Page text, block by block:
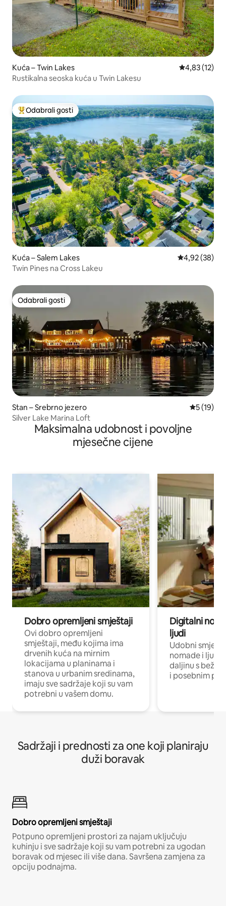
Kuća – Twin Lakes Prosječna
4,83 (12)
Rustikalna seoska kuća u Twin Lakesu
Među najviše rangiranima s oznakom „Odabrali gosti”
Odabrali gosti
Kuća – Salem Lakes Prosječna
4,92 (38)
Twin Pines na Cross Lakeu
Odabrali gosti
Odabrali gosti
Stan – Srebrno jezero Prosječna
5 (19)
Silver Lake Marina Loft
Maksimalna udobnost i povoljne
mjesečne cijene
Dobro opremljeni smještaji
Ovi dobro opremljeni
smještaji, među kojima ima
drvenih kuća na mirnim
lokacijama u planinama i
stanova u urbanim sredinama,
imaju sve sadržaje koji su vam
potrebni u vašem domu.
Digitalni
ljudi
Udobni
nomade i ljude
daljinu s
i posebnim
Sadržaji i prednosti za one koji planiraju
duži boravak
Dobro opremljeni smještaji
Potpuno opremljeni prostori za najam uključuju
kuhinju i sve sadržaje koji su vam potrebni za ugodan
boravak od mjesec ili više dana. Savršena zamjena za
opciju podnajma.